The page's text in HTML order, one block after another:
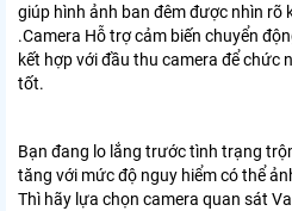
giúp hình ảnh ban đêm được nhìn rõ
.Camera Hỗ trợ cảm biến chuyển
kết hợp với đầu thu camera để chức
tốt.
Bạn đang lo lắng trước tình trạng
tăng với mức độ nguy hiểm có thể
Thì hãy lựa chọn camera quan sát